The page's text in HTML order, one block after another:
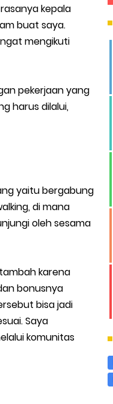
kepala
buat saya.
mengikuti
pekerjaan yang
harus dilalui,
yaitu bergabung
di mana
oleh sesama
karena
bonusnya
bisa jadi
Saya
komunitas